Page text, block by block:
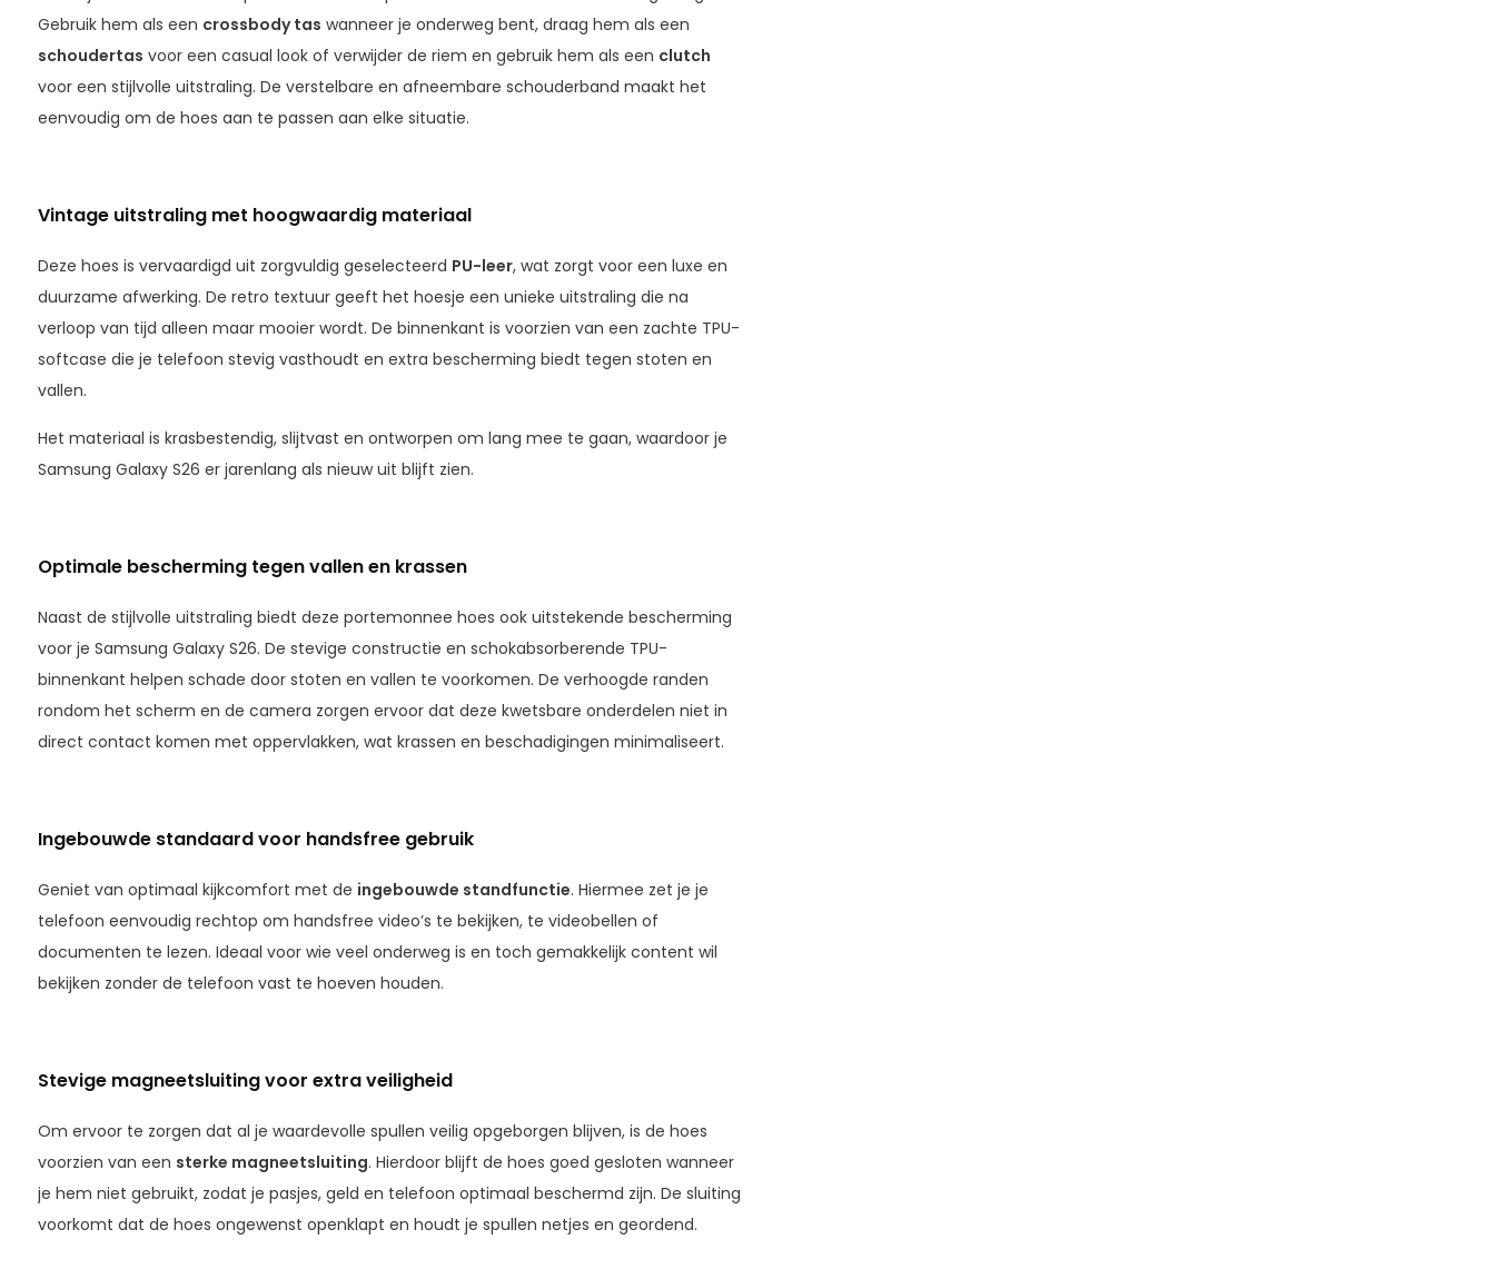
Gebruik hem als een crossbody tas wanneer je onderweg bent, draag hem als een
schoudertas voor een casual look of verwijder de riem en gebruik hem als een clutch
voor een stijlvolle uitstraling. De verstelbare en afneembare schouderband maakt het
eenvoudig om de hoes aan te passen aan elke situatie.
Vintage uitstraling met hoogwaardig materiaal
Deze hoes is vervaardigd uit zorgvuldig geselecteerd PU-leer, wat zorgt voor een luxe en
duurzame afwerking. De retro textuur geeft het hoesje een unieke uitstraling die na
verloop van tijd alleen maar mooier wordt. De binnenkant is voorzien van een zachte TPU-
softcase die je telefoon stevig vasthoudt en extra bescherming biedt tegen stoten en
vallen.
Het materiaal is krasbestendig, slijtvast en ontworpen om lang mee te gaan, waardoor je
Samsung Galaxy S26 er jarenlang als nieuw uit blijft zien.
Optimale bescherming tegen vallen en krassen
Naast de stijlvolle uitstraling biedt deze portemonnee hoes ook uitstekende bescherming
voor je Samsung Galaxy S26. De stevige constructie en schokabsorberende TPU-
binnenkant helpen schade door stoten en vallen te voorkomen. De verhoogde randen
rondom het scherm en de camera zorgen ervoor dat deze kwetsbare onderdelen niet in
direct contact komen met oppervlakken, wat krassen en beschadigingen minimaliseert.
Ingebouwde standaard voor handsfree gebruik
Geniet van optimaal kijkcomfort met de ingebouwde standfunctie. Hiermee zet je je
telefoon eenvoudig rechtop om handsfree video’s te bekijken, te videobellen of
documenten te lezen. Ideaal voor wie veel onderweg is en toch gemakkelijk content wil
bekijken zonder de telefoon vast te hoeven houden.
Stevige magneetsluiting voor extra veiligheid
Om ervoor te zorgen dat al je waardevolle spullen veilig opgeborgen blijven, is de hoes
voorzien van een sterke magneetsluiting. Hierdoor blijft de hoes goed gesloten wanneer
je hem niet gebruikt, zodat je pasjes, geld en telefoon optimaal beschermd zijn. De sluiting
voorkomt dat de hoes ongewenst openklapt en houdt je spullen netjes en geordend.